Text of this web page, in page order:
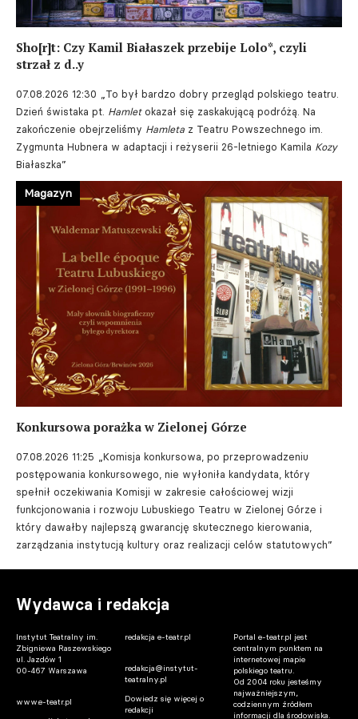
Sho[r]t: Czy Kamil Białaszek przebije Lolo*, czyli
strzał z d..y
07.08.2026 12:30
„To był bardzo dobry przegląd polskiego teatru.
Dzień świstaka pt. Hamletokazał się zaskakującą podróżą. Na
zakończenie obejrzeliśmy Hamleta z Teatru Powszechnego im.
Zygmunta Hubnera w adaptacji i reżyserii 26-letniego Kamila Kozy
Białaszka”
Konkursowa porażka w Zielonej Górze
07.08.2026 11:25 „Komisja konkursowa, po przeprowadzeniu
postępowania konkursowego, nie wyłoniła kandydata, który
spełnił oczekiwania Komisji w zakresie całościowej wizji
funkcjonowania i rozwoju Lubuskiego Teatru w Zielonej Górze i
który dawałby najlepszą gwarancję skutecznego kierowania,
zarządzania instytucją kultury oraz realizacji celów statutowych”
Magazyn
Wydawca i redakcja
Instytut Teatralny im.
Zbigniewa Raszewskiego
ul. Jazdów 1
00-467 Warszawa
www.e-teatr.pl
redakcja e-teatr.pl
redakcja@instytut-
teatralny.pl
Dowiedz się więcej o
redakcji
Portal e-teatr.pl jest
centralnym punktem na
internetowej mapie
polskiego teatru.
Od 2004 roku jesteśmy
najważniejszym,
codziennym źródłem
informacji dla środowiska.